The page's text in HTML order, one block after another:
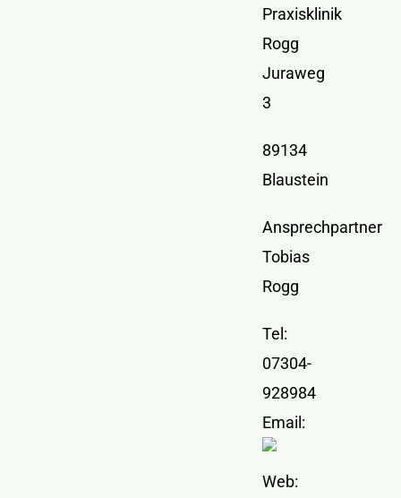
Praxisklinik
Rogg
Juraweg
3
89134
Blaustein
Ansprechpartner
Tobias
Rogg
Tel:
07304-
928984
Email:
Web: